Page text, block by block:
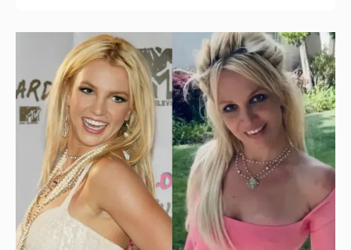
Сын Бритни Спирс прокомментировал
популярный слух о том, что её
клонировали
1